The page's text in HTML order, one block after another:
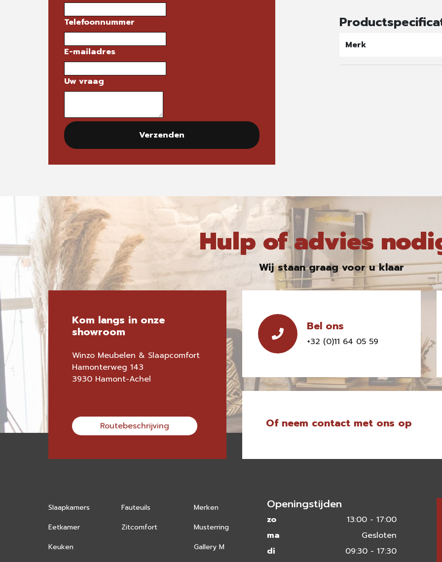
Telefoonnummer
E-mailadres
Uw vraag
Verzenden
Merk
Hulp of advies
Wij staan graag voor u klaar
Kom langs in onze
showroom
Winzo Meubelen & Slaapcomfort
Hamonterweg 143
3930 Hamont-Achel
Routebeschrijving
Bel ons
+32 (0)11 64 05 59
Of neem contact met ons op
Slaapkamers
Eetkamer
Keuken
Fauteuils
Zitcomfort
Merken
Musterring
Gallery M
Openingstijden
zo
13:00 - 17:00
ma
Gesloten
di
09:30 - 17:30